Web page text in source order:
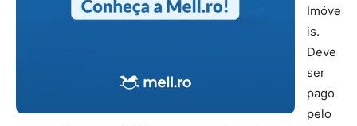
Imóve
is.
Deve
ser
pago
pelo